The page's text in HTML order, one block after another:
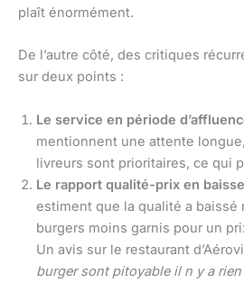
plaît énormément.
De l’autre côté, des critiques
sur deux points :
Le service en période
mentionnent une attente
livreurs sont prioritaires, ce qui
Le rapport qualité-prix en baisse
estiment que la qualité a baissé
burgers moins garnis pour un
Un avis sur le restaurant
burger sont pitoyable il n y a